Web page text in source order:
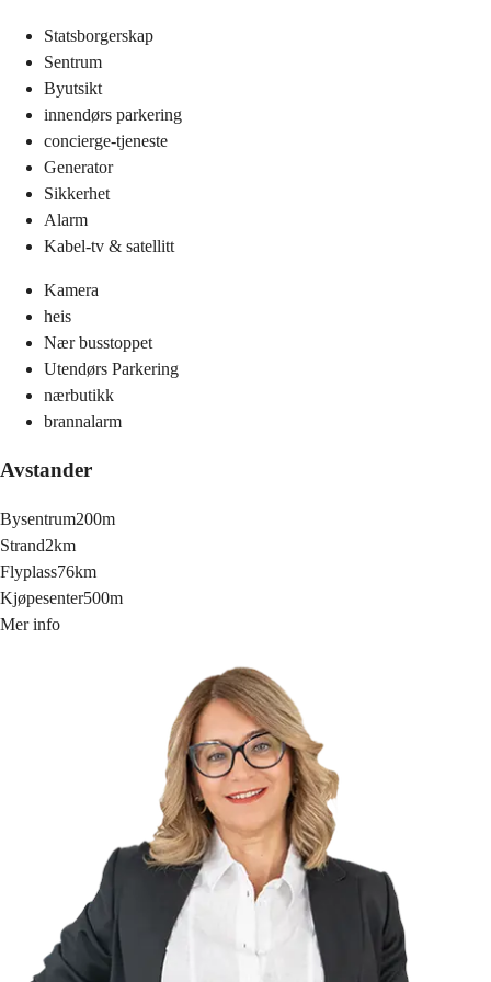
Statsborgerskap
Sentrum
Byutsikt
innendørs parkering
concierge-tjeneste
Generator
Sikkerhet
Alarm
Kabel-tv & satellitt
Kamera
heis
Nær busstoppet
Utendørs Parkering
nærbutikk
brannalarm
Avstander
Bysentrum200m
Strand2km
Flyplass76km
Kjøpesenter500m
Mer info